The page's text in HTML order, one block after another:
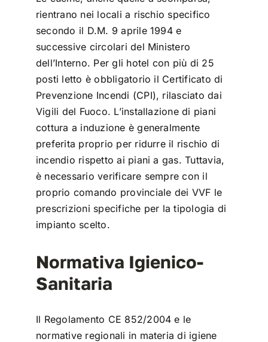
rientrano nei locali a rischio specifico
secondo il D.M. 9 aprile 1994 e
successive circolari del Ministero
dell’Interno. Per gli hotel con più di 25
posti letto è obbligatorio il Certificato di
Prevenzione Incendi (CPI), rilasciato dai
Vigili del Fuoco. L’installazione di piani
cottura a induzione è generalmente
preferita proprio per ridurre il rischio di
incendio rispetto ai piani a gas. Tuttavia,
è necessario verificare sempre con il
proprio comando provinciale dei VVF le
prescrizioni specifiche per la tipologia di
impianto scelto.
Normativa Igienico-
Sanitaria
Il Regolamento CE 852/2004 e le
normative regionali in materia di igiene